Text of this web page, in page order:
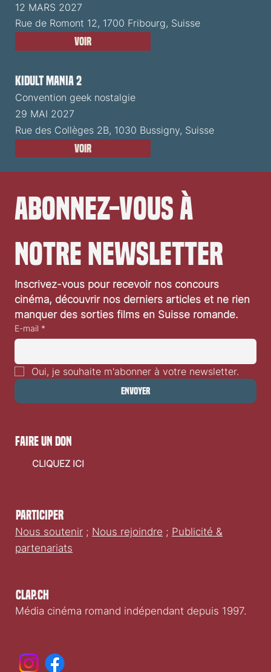
12 MARS 2027
Rue de Romont 12, 1700 Fribourg, Suisse
Voir
Kidult Mania 2
Convention geek nostalgie
29 MAI 2027
Rue des Collèges 2B, 1030 Bussigny, Suisse
Voir
Abonnez-vous à
notre newsletter
Inscrivez-vous pour recevoir nos concours
cinéma, découvrir nos derniers articles et ne rien
manquer des sorties films en Suisse romande.
E-mail *
Oui, je souhaite m'abonner à votre newsletter.
Envoyer
Clap.ch
Média cinéma romand indépendant depuis 1997.
Participer
Nous soutenir ; Nous rejoindre ; Publicité &
partenariats
faire un don
CLIQUEZ ICI